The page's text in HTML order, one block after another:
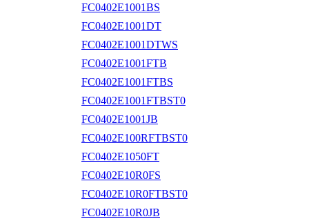
FC0402E1001BS
FC0402E1001DT
FC0402E1001DTWS
FC0402E1001FTB
FC0402E1001FTBS
FC0402E1001FTBST0
FC0402E1001JB
FC0402E100RFTBST0
FC0402E1050FT
FC0402E10R0FS
FC0402E10R0FTBST0
FC0402E10R0JB